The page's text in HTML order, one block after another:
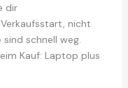
dir
nicht
schnell weg.
Kauf: Laptop plus